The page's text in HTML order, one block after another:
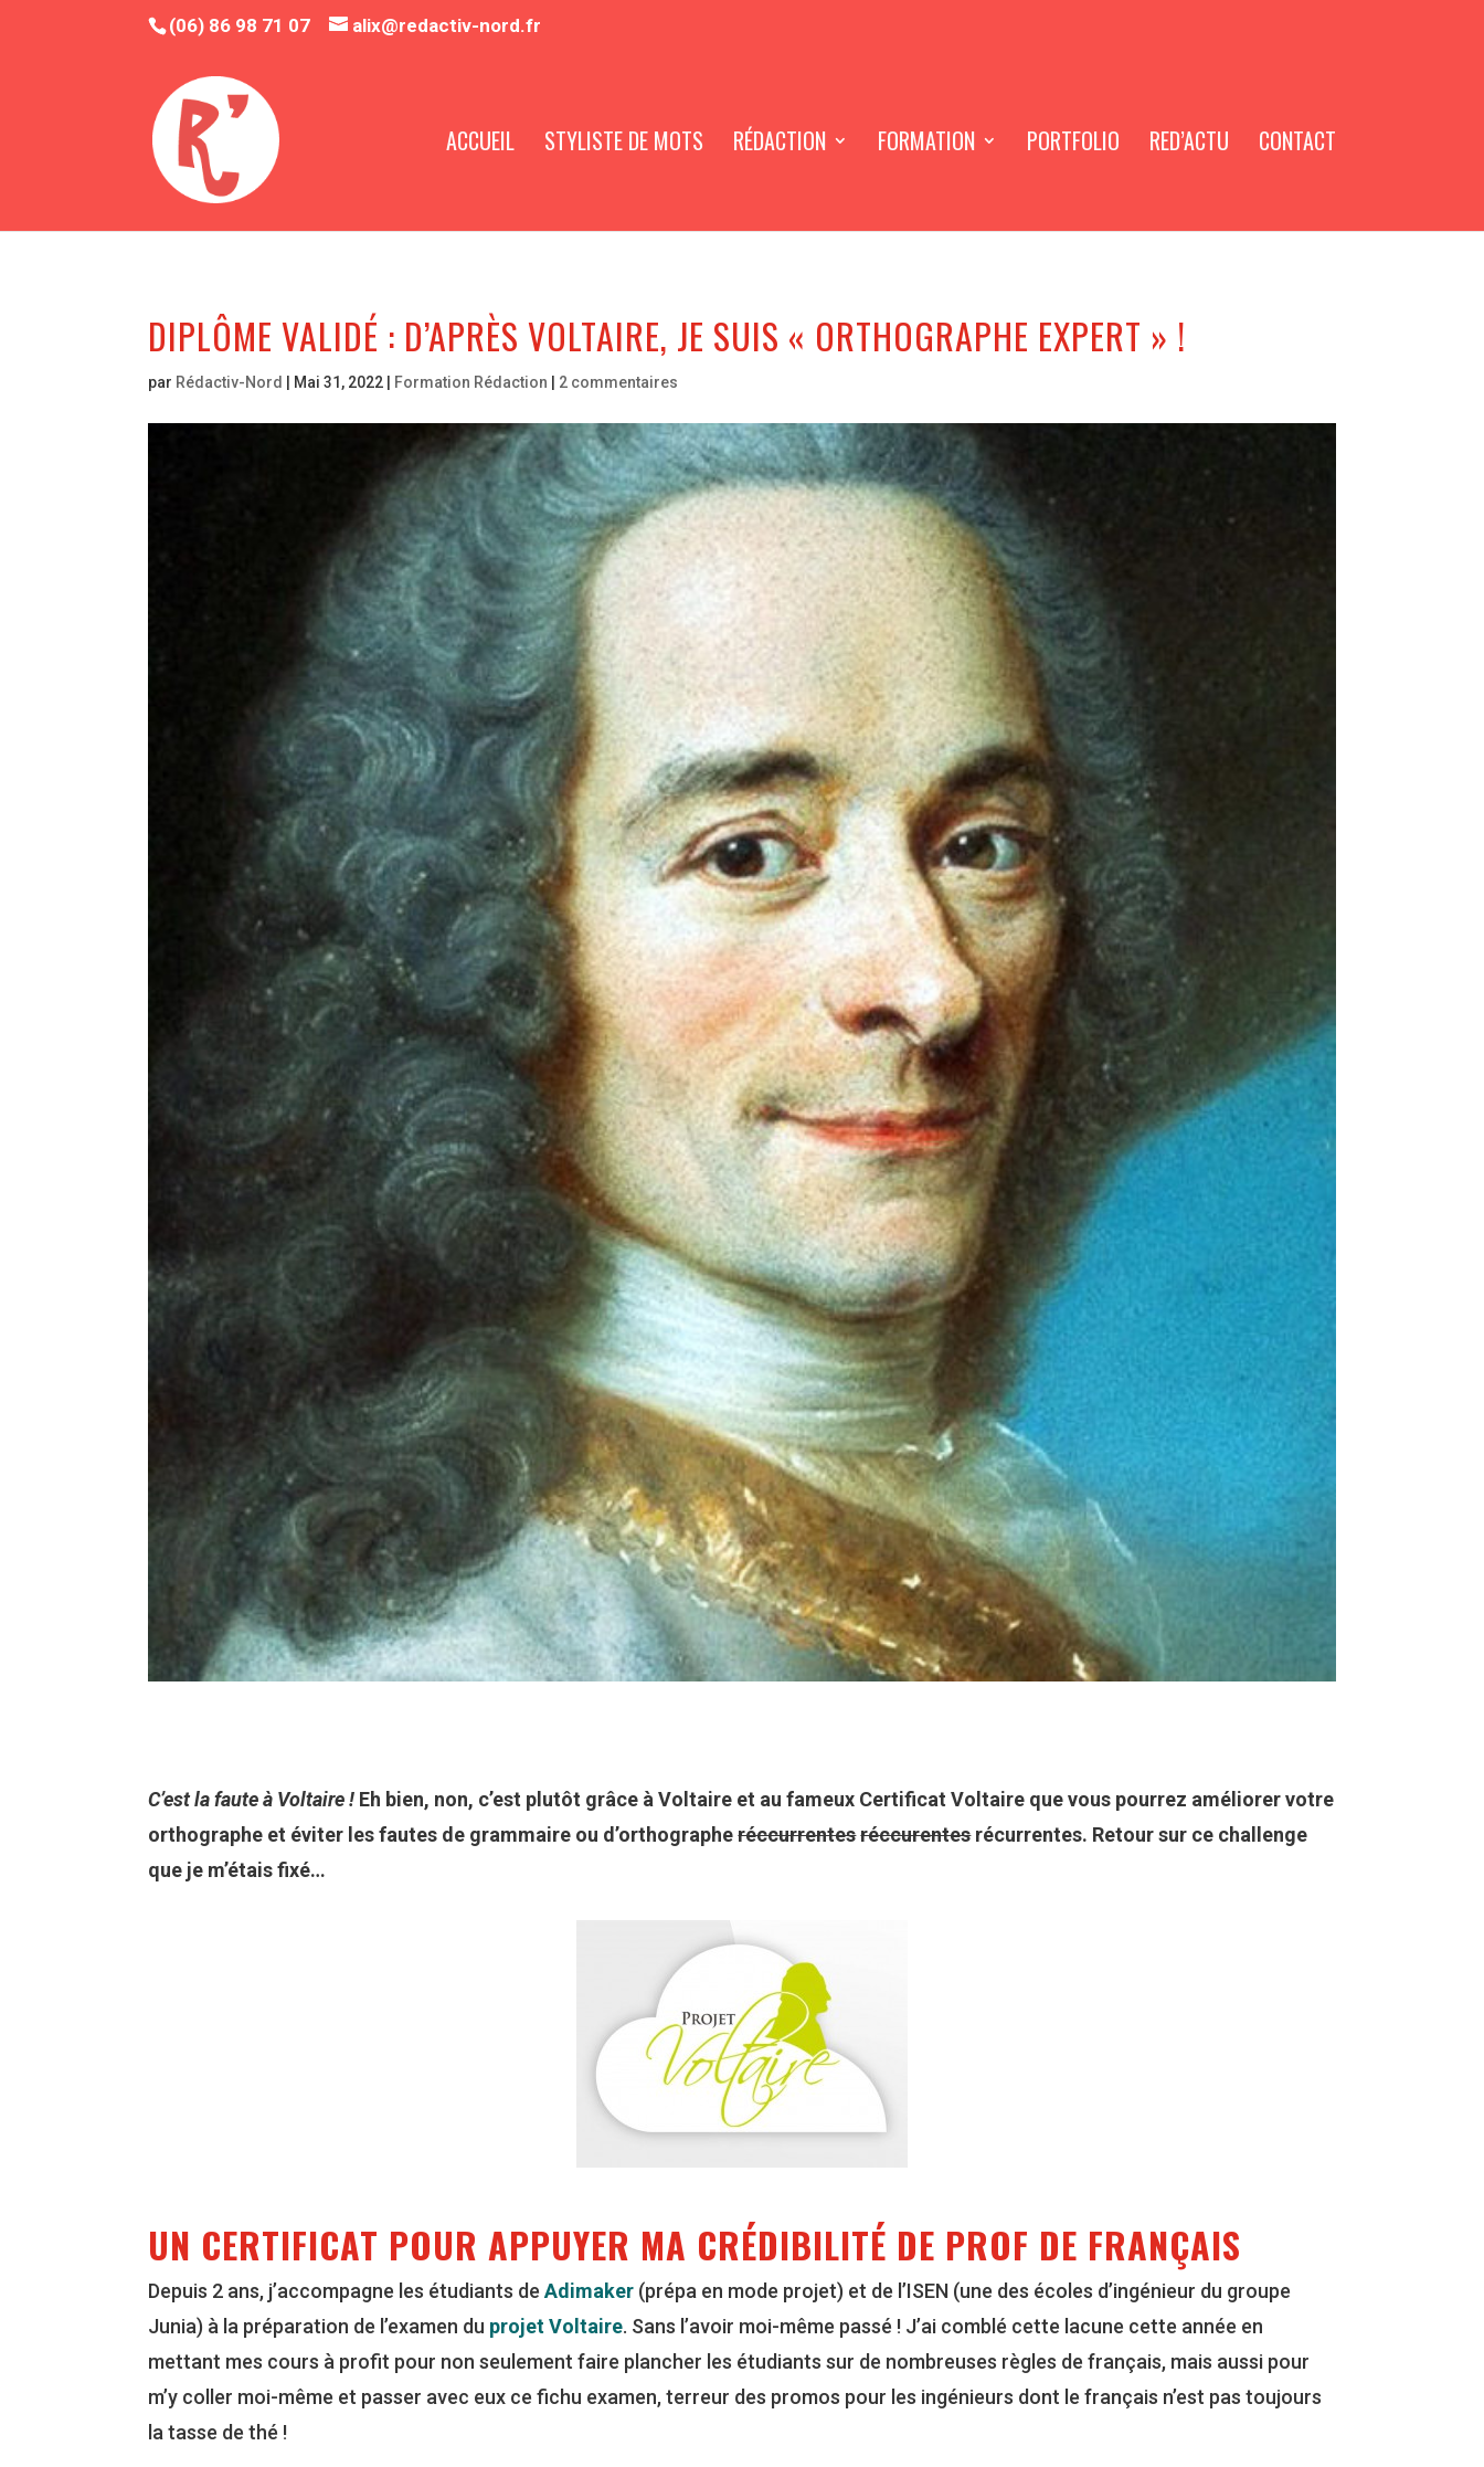
(06) 86 98 71 07 alix@redactiv-nord.fr
ACCUEIL STYLISTE DE MOTS RÉDACTION FORMATION PORTFOLIO RED’ACTU CONTACT
DIPLÔME VALIDÉ : D’APRÈS VOLTAIRE, JE SUIS « ORTHOGRAPHE EXPERT » !
par Rédactiv-Nord Mai 31, 2022 Formation Rédaction 2 commentaires
C’est la faute à Voltaire ! Eh bien, non, c’est plutôt grâce à Voltaire et au fameux Certificat Voltaire que vous pourrez améliorer votre
orthographe et éviter les fautes de grammaire ou d’orthographeréccurrentesréccurentesrécurrentes. Retour sur ce challenge
que je m’étais fixé…
UN CERTIFICAT POUR APPUYER MA CRÉDIBILITÉ DE PROF DE FRANÇAIS
Depuis 2 ans, j’accompagne les étudiants deAdimaker (prépa en mode projet) et de l’ISEN (une des écoles d’ingénieur du groupe
Junia) à la préparation de l’examen du projet Voltaire. Sans l’avoir moi-même passé ! J’ai comblé cette lacune cette année en
mettant mes cours à profit pour non seulement faire plancher les étudiants sur de nombreuses règles de français, mais aussi pour
m’y coller moi-même et passer avec eux ce fichu examen, terreur des promos pour les ingénieurs dont le français n’est pas toujours
la tasse de thé !